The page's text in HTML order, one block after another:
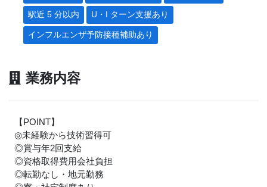
駅近 5 分以内 U・I ターン支援あり
インフルエンザ予防接種補助あり
業務内容
【POINT】
◎未経験から技術習得可
◎賞与年2回支給
◎資格取得費用会社負担
◎転勤なし・地元勤務